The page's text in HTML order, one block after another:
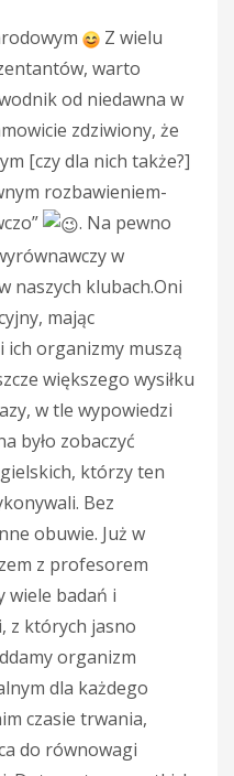
Z wielu
warto
od niedawna w
zdziwiony, że
[czy dla nich także?]
rozbawieniem-
. Na pewno
w
naszych klubach.Oni
mając
ich organizmy muszą
większego wysiłku
w tle wypowiedzi
było zobaczyć
którzy ten
Bez
obuwie. Już w
z profesorem
wiele badań i
z których jasno
organizm
dla każdego
czasie trwania,
do równowagi